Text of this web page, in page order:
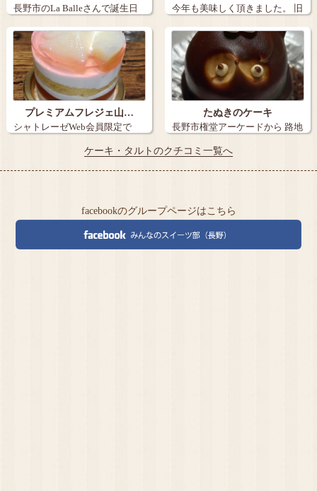
長野市のLa Balleさんで誕生日
ケー…
今年も美味しく頂きました。 旧
丸子の【…
プレミアムフレジェ山…
シャトレーゼWeb会員限定で
たぬきのケーキ
長野市権堂アーケードから 路地
ケーキ・タルトのクチコミ一覧へ
facebookのグループページはこちら